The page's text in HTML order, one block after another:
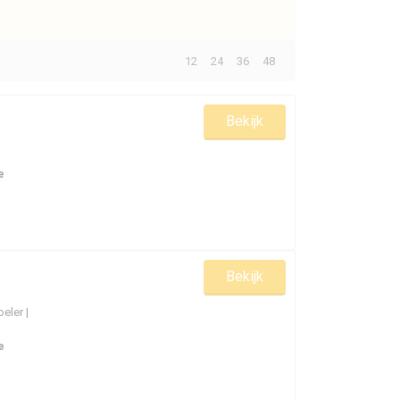
personenauto’s, bedrijfsvoertuigen en heavy duty
heeft ondergaan. In tegenstelling tot
en geïnspecteerd voordat deze opnieuw
oorspronkelijke specificaties presteert.
te voldoen. Tijdens het revisieproces worden
(CHRA) gebalanceerd om een goede werking te
waaronder
te leveren en tegelijkertijd de levensduur van
12 24 36 48
Bekijk
|
Bekijk